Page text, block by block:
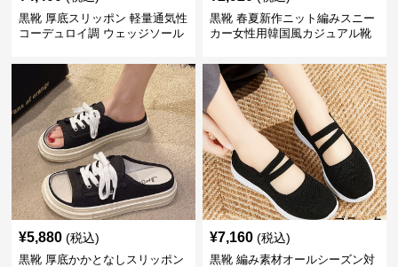
黒靴 厚底スリッポン 軽量通気性
コーデュロイ調 ウェッジソール
黒靴 春夏新作ニット編みスニー
カー女性用韓国風カジュアル靴
¥5,880 (税込)
黒靴 厚底かかとなしスリッポン
¥7,160 (税込)
黒靴 編み素材オールシーズン対